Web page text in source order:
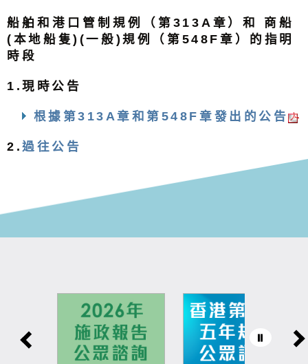
船舶和港口管制規例（第313A章）和 商船
(本地船隻)(一般)規例（第548F章）的指明
時段
1.現時公告
根據第313A章和第548F章發出的公告
2.過往公告